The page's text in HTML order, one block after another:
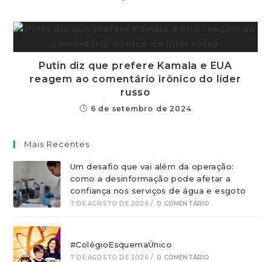
Putin diz que prefere Kamala e EUA
reagem ao comentário irônico do líder
russo
6 de setembro de 2024
Mais Recentes
Um desafio que vai além da operação:
como a desinformação pode afetar a
confiança nos serviços de água e esgoto
7 DE AGOSTO DE 2026 / 0 COMENTÁRIO
#ColégioEsquemaÚnico
7 DE AGOSTO DE 2026 / 0 COMENTÁRIO